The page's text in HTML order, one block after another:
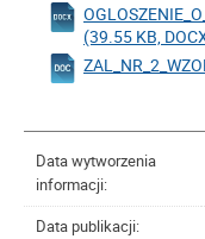
(39.55 KB,
Data wytworzenia
informacji:
Data publikacji: